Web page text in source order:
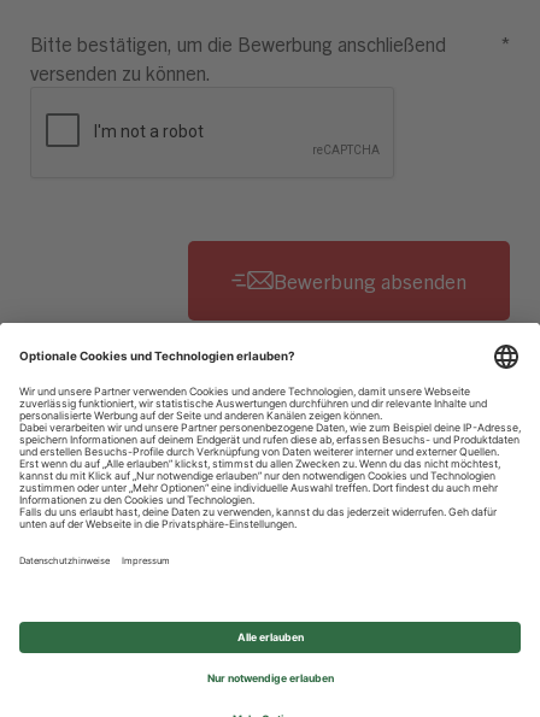
Bitte bestätigen, um die Bewerbung anschließend
versenden zu können.
*
Datenschutzhinweise
Impressum